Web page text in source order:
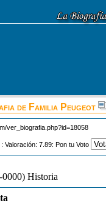
de Familia Peugeot
ver_biografia.php?id=18058
Valoración: 7.89: Pon tu Voto
0000) Historia